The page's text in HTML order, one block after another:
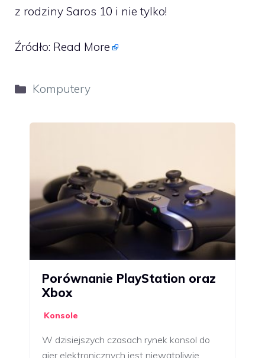
z rodziny Saros 10 i nie tylko!
Źródło: Read More
Kategorie
Komputery
Porównanie PlayStation oraz
Xbox
Konsole
W dzisiejszych czasach rynek konsol do
gier elektronicznych jest niewątpliwie